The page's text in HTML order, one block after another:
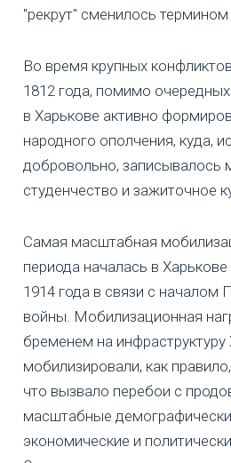
"рекрут" сменилось
Во время крупных
1812 года, помимо
в Харькове активно
народного ополчения, куда,
добровольно, записывалось
студенчество и зажиточное
Самая масштабная
периода началась в
1914 года в связи с началом
войны. Мобилизационная
бременем на инфраструктуру
мобилизировали, как
что вызвало перебои с
масштабные
экономические и